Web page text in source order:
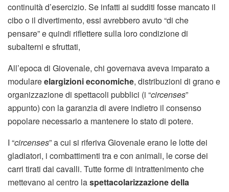
continuità d’esercizio. Se infatti ai sudditi fosse mancato il
cibo o il divertimento, essi avrebbero avuto “di che
pensare” e quindi riflettere sulla loro condizione di
subalterni e sfruttati,
All’epoca di Giovenale, chi governava aveva imparato a
modulareelargizioni economiche, distribuzioni di grano e
organizzazione di spettacoli pubblici (i “circenses”
appunto) con la garanzia di avere indietro il consenso
popolare necessario a mantenere lo stato di potere.
I “circenses” a cui si riferiva Giovenale erano le lotte dei
gladiatori, i combattimenti tra e con animali, le corse dei
carri tirati dai cavalli. Tutte forme di intrattenimento che
mettevano al centro laspettacolarizzazione della